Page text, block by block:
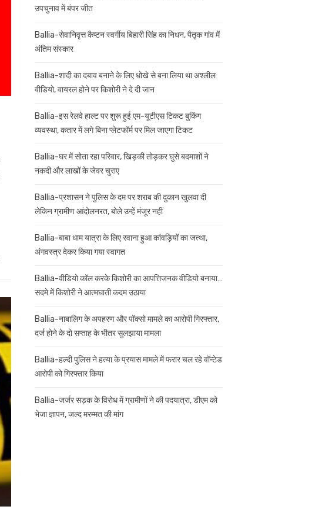
उपचुनाव में बंपर जीत
Ballia-सेवानिवृत्त कैप्टन स्वर्गीय बिहारी सिंह का निधन, पैतृक गांव में
अंतिम संस्कार
Ballia-शादी का दबाव बनाने के लिए धोखे से बना लिया था अश्लील
वीडियो, वायरल होने पर किशोरी ने दे दी जान
Ballia-इस रेलवे हाल्ट पर शुरू हुई एम-यूटीएस टिकट बुकिंग
व्यवस्था, कतार में लगे बिना प्लेटफॉर्म पर मिल जाएगा टिकट
Ballia-घर में सोता रहा परिवार, खिड़की तोड़कर घुसे बदमाशों ने
नकदी और लाखों के जेवर चुराए
Ballia-प्रशासन ने पुलिस के दम पर शराब की दुकान खुलवा दी
लेकिन ग्रामीण आंदोलनरत, बोले उन्हें मंजूर नहीं
Ballia-बाबा धाम यात्रा के लिए रवाना हुआ कांवड़ियों का जत्था,
अंगवस्त्र देकर किया गया स्वागत
Ballia-वीडियो कॉल करके किशोरी का आपत्तिजनक वीडियो बनाया…
सदमे में किशोरी ने आत्मघाती कदम उठाया
Ballia-नाबालिग के अपहरण और पॉक्सो मामले का आरोपी गिरफ्तार,
दर्ज होने के दो सप्ताह के भीतर सुलझाया मामला
Ballia-हल्दी पुलिस ने हत्या के प्रयास मामले में फरार चल रहे वॉन्टेड
आरोपी को गिरफ्तार किया
Ballia-जर्जर सड़क के विरोध में ग्रामीणों ने की पदयात्रा, डीएम को
भेजा ज्ञापन, जल्द मरम्मत की मांग